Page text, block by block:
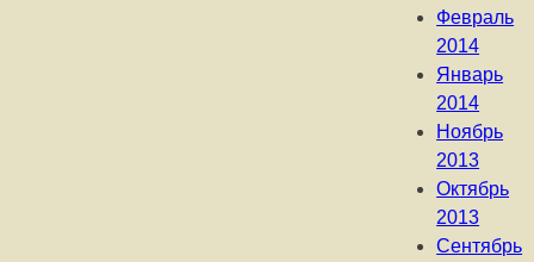
Февраль
2014
Январь
2014
Ноябрь
2013
Октябрь
2013
Сентябрь